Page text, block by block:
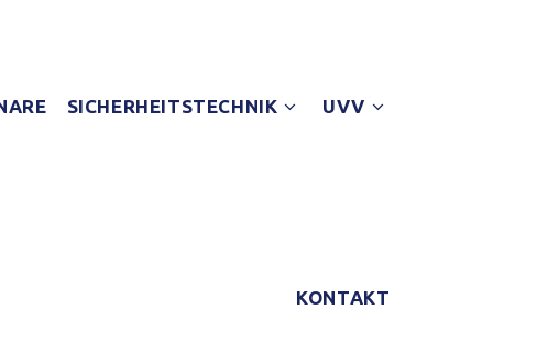
SICHERHEITSTECHNIK UVV
KONTAKT